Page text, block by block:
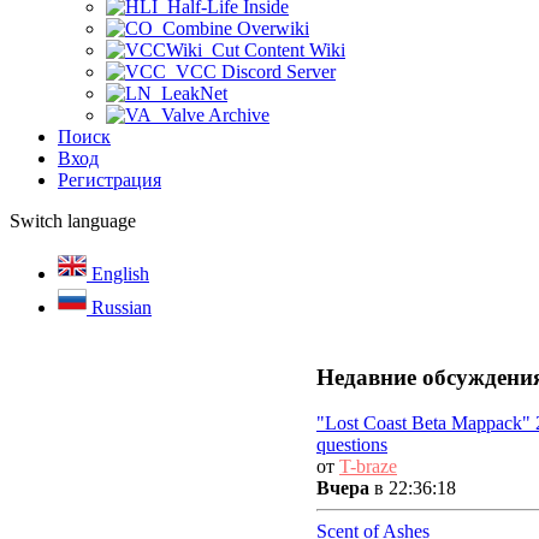
Half-Life Inside
Combine Overwiki
Cut Content Wiki
VCC Discord Server
LeakNet
Valve Archive
Поиск
Вход
Регистрация
Switch language
English
Russian
Недавние
"Lost Coast Beta Mappack"
questions
от T-braze
Вчера в 22:36:18
Scent of Ashes